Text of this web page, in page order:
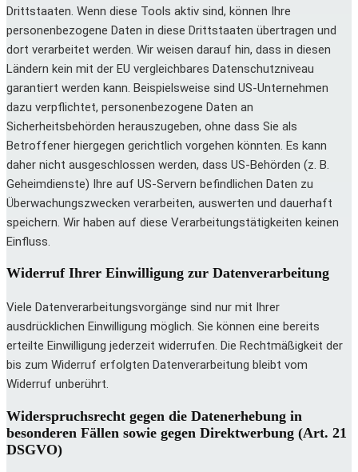
Drittstaaten. Wenn diese Tools aktiv sind, können Ihre
personenbezogene Daten in diese Drittstaaten übertragen und
dort verarbeitet werden. Wir weisen darauf hin, dass in diesen
Ländern kein mit der EU vergleichbares Datenschutzniveau
garantiert werden kann. Beispielsweise sind US-Unternehmen
dazu verpflichtet, personenbezogene Daten an
Sicherheitsbehörden herauszugeben, ohne dass Sie als
Betroffener hiergegen gerichtlich vorgehen könnten. Es kann
daher nicht ausgeschlossen werden, dass US-Behörden (z. B.
Geheimdienste) Ihre auf US-Servern befindlichen Daten zu
Überwachungszwecken verarbeiten, auswerten und dauerhaft
speichern. Wir haben auf diese Verarbeitungstätigkeiten keinen
Einfluss.
Widerruf Ihrer Einwilligung zur Datenverarbeitung
Viele Datenverarbeitungsvorgänge sind nur mit Ihrer
ausdrücklichen Einwilligung möglich. Sie können eine bereits
erteilte Einwilligung jederzeit widerrufen. Die Rechtmäßigkeit der
bis zum Widerruf erfolgten Datenverarbeitung bleibt vom
Widerruf unberührt.
Widerspruchsrecht gegen die Datenerhebung in
besonderen Fällen sowie gegen Direktwerbung (Art. 21
DSGVO)